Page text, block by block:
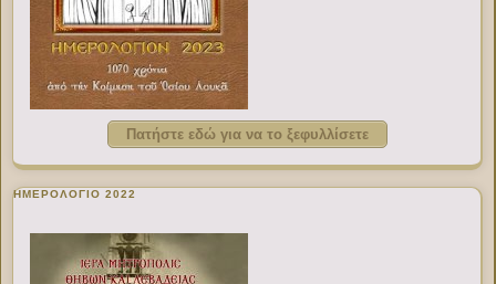
Πατήστε εδώ για να το ξεφυλλίσετε
ΗΜΕΡΟΛΟΓΙΟ 2022